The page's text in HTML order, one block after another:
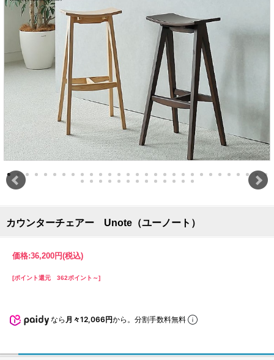
カウンターチェアー Unote（ユーノート）
価格:36,200円(税込)
[ポイント還元 362ポイント～]
なら 月々12,066円から。分割手数料無料